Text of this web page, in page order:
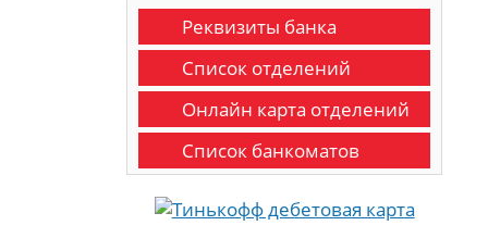
Реквизиты банка
Список отделений
Онлайн карта отделений
Список банкоматов